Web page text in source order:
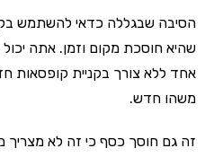
הסיבה שבגללה כדאי להשתמש
שהיא חוסכת מקום וזמן. אתה
אחד ללא צורך בקניית קופסאות
משהו חדש.
זה גם חוסך כסף כי זה לא מצריך